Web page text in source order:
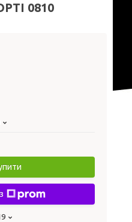
0810